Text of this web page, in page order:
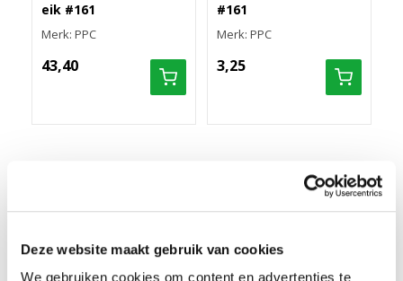
Deze website maakt gebruik van cookies
We gebruiken cookies om content en advertenties te
eik #161
Merk: PPC
43,40
#161
Merk: PPC
3,25
HOEKLIJNPROFIEL 10MM TENNESSEE GRIJZE EIK
Dit 10 mm hoeklijnprofiel van geanodiseerd aluminium is 24,5
en in meer dan175 kleuren folie verkrijgbaar. Dit profiel is